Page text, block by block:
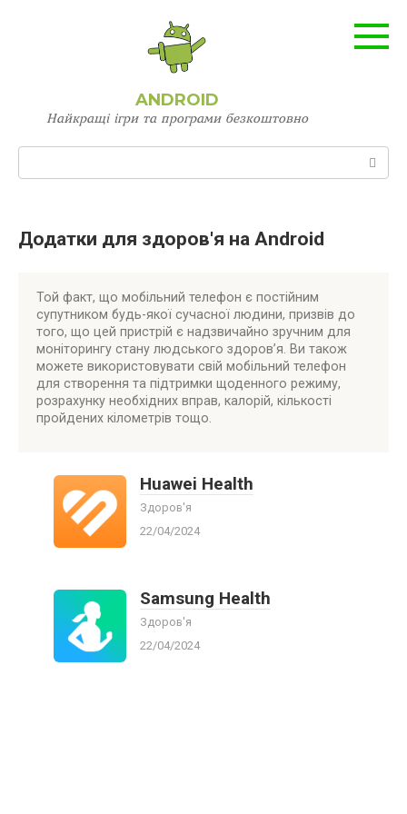
ANDROID
Найкращі ігри та програми безкоштовно
Пошук:
Додатки для здоров'я на Android
Той факт, що мобільний телефон є постійним
супутником будь-якої сучасної людини, призвів до
того, що цей пристрій є надзвичайно зручним для
моніторингу стану людського здоров’я. Ви також
можете використовувати свій мобільний телефон
для створення та підтримки щоденного режиму,
розрахунку необхідних вправ, калорій, кількості
пройдених кілометрів тощо.
Huawei Health
Здоров'я
22/04/2024
Samsung Health
Здоров'я
22/04/2024